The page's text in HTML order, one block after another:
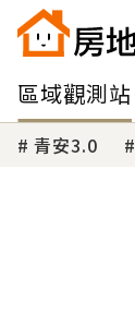
區域觀測站
青安3.0